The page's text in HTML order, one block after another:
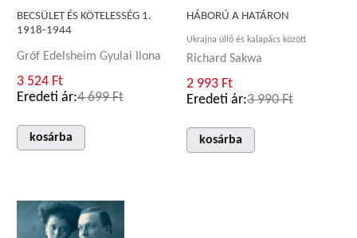
BECSÜLET ÉS KÖTELESSÉG 1.
1918-1944
Gróf Edelsheim Gyulai Ilona
3 524 Ft
Eredeti ár:4 699 Ft
kosárba
HÁBORÚ A HATÁRON
Ukrajna üllő és kalapács között
Richard Sakwa
2 993 Ft
Eredeti ár:3 990 Ft
kosárba